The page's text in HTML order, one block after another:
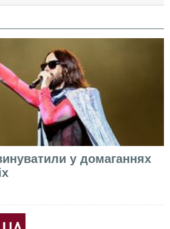
у домаганнях